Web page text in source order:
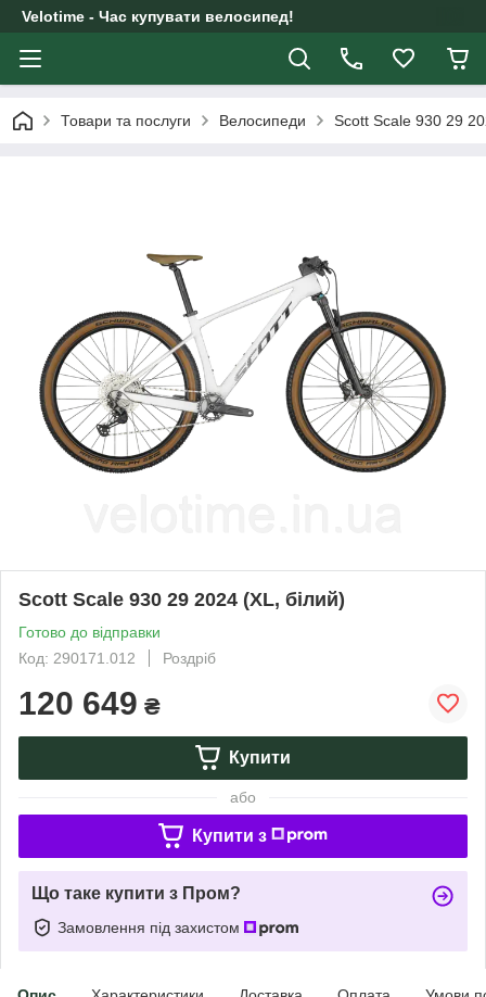
Velotime - Час купувати велосипед!
Товари та послуги Велосипеди Scott Scale 930 29
Scott Scale 930 29 2024 (XL, білий)
Готово до відправки
Код: 290171.012
Роздріб
120 649 ₴
Купити
або
Купити з
Що таке купити з Пром?
Замовлення під захистом